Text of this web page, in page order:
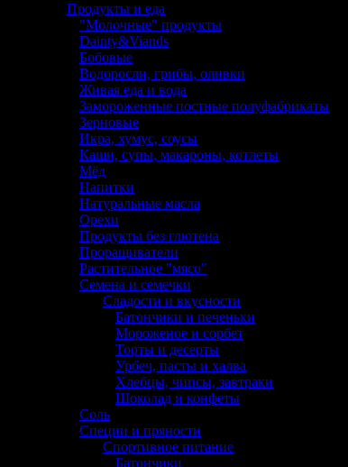
Продукты и еда
"Молочные" продукты
Dainty&Viands
Бобовые
Водоросли, грибы, оливки
Живая еда и вода
Замороженные постные полуфабрикаты
Зерновые
Икра, хумус, соусы
Каши, супы, макароны, котлеты
Мёд
Напитки
Натуральные масла
Орехи
Продукты без глютена
Проращиватели
Растительное "мясо"
Семена и семечки
Сладости и вкусности
Батончики и печеньки
Мороженое и сорбет
Торты и десерты
Урбеч, пасты и халва
Хлебцы, чипсы, завтраки
Шоколад и конфеты
Соль
Специи и пряности
Спортивное питание
Батончики